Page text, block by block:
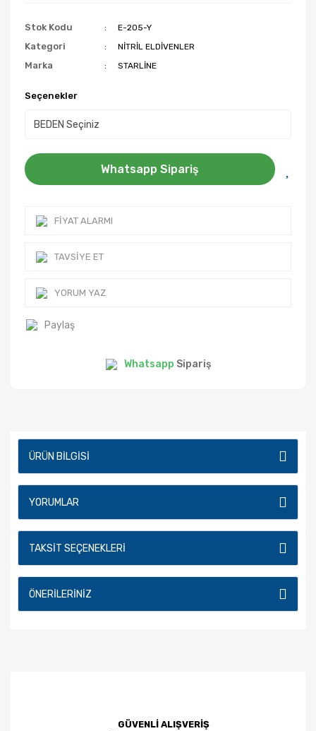
Stok Kodu E-205-Y
Kategori NİTRİL ELDİVENLER
Marka STARLİNE
Seçenekler
Whatsapp Sipariş
FIYAT ALARMI
TAVSIYE ET
YORUM YAZ
Paylaş
Whatsapp Sipariş
ÜRÜN BILGISI
YORUMLAR
TAKSIT SEÇENEKLERI
ÖNERILERINIZ
GÜVENLİ ALIŞVERİŞ